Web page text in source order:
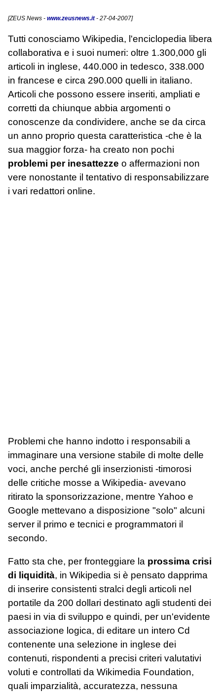
[ZEUS News - www.zeusnews.it- 27-04-2007]
Tutti conosciamo Wikipedia, l'enciclopedia libera
collaborativa e i suoi numeri: oltre 1.300,000 gli
articoli in inglese, 440.000 in tedesco, 338.000
in francese e circa 290.000 quelli in italiano.
Articoli che possono essere inseriti, ampliati e
corretti da chiunque abbia argomenti o
conoscenze da condividere, anche se da circa
un anno proprio questa caratteristica -che è la
sua maggior forza- ha creato non pochi
problemi per inesattezze o affermazioni non
vere nonostante il tentativo di responsabilizzare
i vari redattori online.
Problemi che hanno indotto i responsabili a
immaginare una versione stabile di molte delle
voci, anche perché gli inserzionisti -timorosi
delle critiche mosse a Wikipedia- avevano
ritirato la sponsorizzazione, mentre Yahoo e
Google mettevano a disposizione "solo" alcuni
server il primo e tecnici e programmatori il
secondo.
Fatto sta che, per fronteggiare la prossima crisi
di liquidità, in Wikipedia si è pensato dapprima
di inserire consistenti stralci degli articoli nel
portatile da 200 dollari destinato agli studenti dei
paesi in via di sviluppo e quindi, per un'evidente
associazione logica, di editare un intero Cd
contenente una selezione in inglese dei
contenuti, rispondenti a precisi criteri valutativi
voluti e controllati da Wikimedia Foundation,
quali imparzialità, accuratezza, nessuna